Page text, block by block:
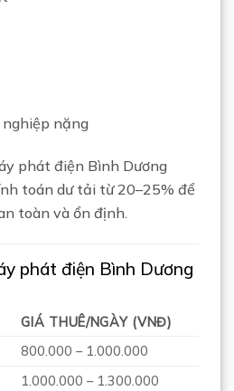
nghiệp nặng
phát điện Bình Dương
toán dư tải từ 20–25% để
toàn và ổn định.
phát điện Bình Dương
GIÁ THUÊ/NGÀY (VNĐ)
800.000 – 1.000.000
1.000.000 – 1.300.000